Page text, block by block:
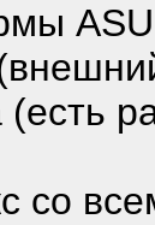
(есть
со